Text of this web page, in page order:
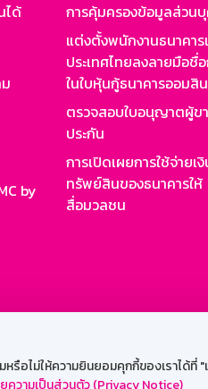
ไม่ให้ความยินยอมคุกกี้ของเราได้ที่
ความเป็นส่วนตัว (Privacy Notice)
ได้
by
การคุ้มครองข้อมูลส่วน
แต่งตั้งพนักงานธนาคา
ประเทศไทยลงลายมือชื่
ในใบหุ้นกู้ธนาคารออมสิน
ตรวจสอบใบอนุญาตผู้ข
ประกัน
การเปิดเผยการใช้จ่ายเ
ทรัพย์สินของธนาคารให้
สื่อมวลชน